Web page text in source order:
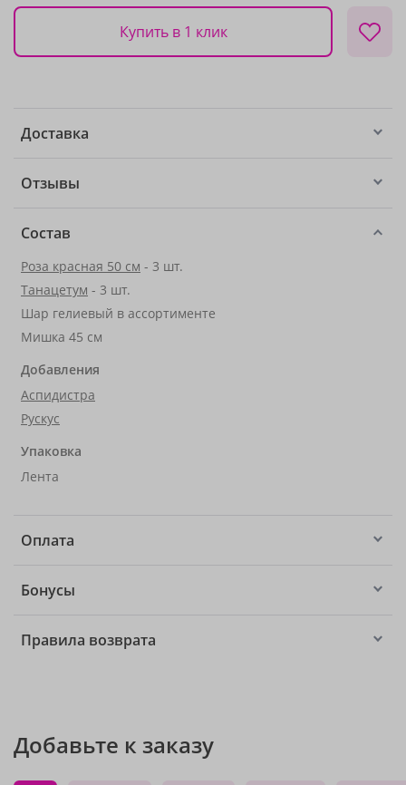
Купить в 1 клик
Доставка
Отзывы
Состав
Роза красная 50 см - 3 шт.
Танацетум - 3 шт.
Шар гелиевый в ассортименте
Мишка 45 см
Добавления
Аспидистра
Рускус
Упаковка
Лента
Оплата
Бонусы
Правила возврата
Добавьте к заказу